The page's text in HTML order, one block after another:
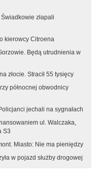
złapali
kierowcy Citroena
Będą utrudnienia w
złocie. Stracił 55 tysięcy
północnej obwodnicy
jechali na sygnałach
ul. Walczaka,
S3
Miasto: Nie ma pieniędzy
w pojazd służby drogowej